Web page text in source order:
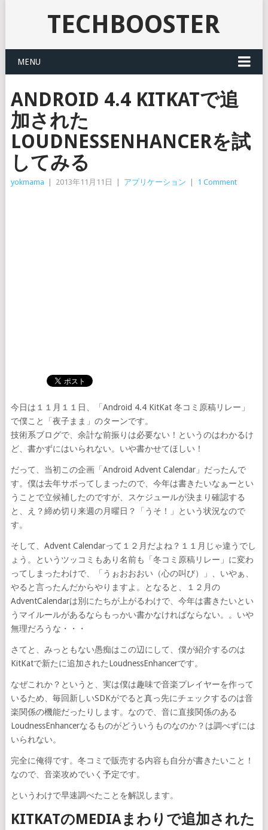
TECHBOOSTER
MENU
ANDROID 4.4 KITKATで追
加された
LOUDNESSENHANCERを試
してみる
yokmama 2013年11月11日 アプリケーション 1 Comment
今日は１１月１１日、「Android 4.4 KitKat 冬コミ原稿リレー」
で僕こと「夜子まま」のターンです。
技術系ブログで、余計な前振りは必要ない！というのはわかるけ
ど、書かずにはいられない。いや書かせてほしい！
だって、当初この企画「Android Advent Calendar」だったんで
す。僕は去年サボってしまったので、今年は書きたいなぁーとい
うことで立候補したのですが、スケジュールが決まり確認する
と、え？締め切り来週の月曜日？「うそ！」という状況なので
す。
そして、Advent Calendarって１２月だよね？１１月じゃ違うでし
ょう。というツッコミもあり名前も「冬コミ原稿リレー」に変わ
ってしまったわけで、「うぉおおおい（心の叫び）」、いやぁ、
やると言ったんだからやりますよ。となると、１２月の
AdventCalendarは別にたちが上がるわけで、今年は書きたいとい
うマイルールがあるならもっかい書かなければならない。。いや
無理だろうな・・・
さてと、みっともない愚痴はこの辺にして、僕が紹介するのは
KitKatで新たに追加されたLoudnessEnhancerです。
なぜこれか？というと、実は僕は趣味で音楽プレイヤーを作って
いるため、毎回新しいSDKがでると真っ先にチェックするのは音
楽関係の機能だったりします。なので、音に直接関係のある
LoudnessEnhancerなるものがどういうものなのか？は調べずには
いられない。
完全に俺得です。冬コミで販売する内容も自分が書きたいこと！
なので、音楽攻めでいく予定です。
というわけで早速調べたことを解説します。
KITKATのMEDIAまわりで追加された